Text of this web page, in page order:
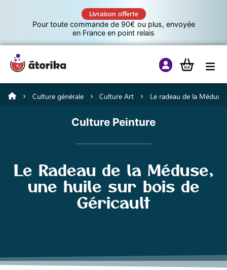
Livraison offerte
Pour toute commande de 90€ ou plus, envoyée
en France en point relais
Jeux éducatifs
Culture G
Culture générale Culture Art Le radeau de la Méduse
Culture Peinture
Le Radeau de la Méduse,
une huile sur bois de
Géricault